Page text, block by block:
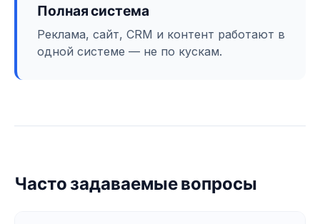
Полная система
Реклама, сайт, CRM и контент работают в
одной системе — не по кускам.
Часто задаваемые вопросы